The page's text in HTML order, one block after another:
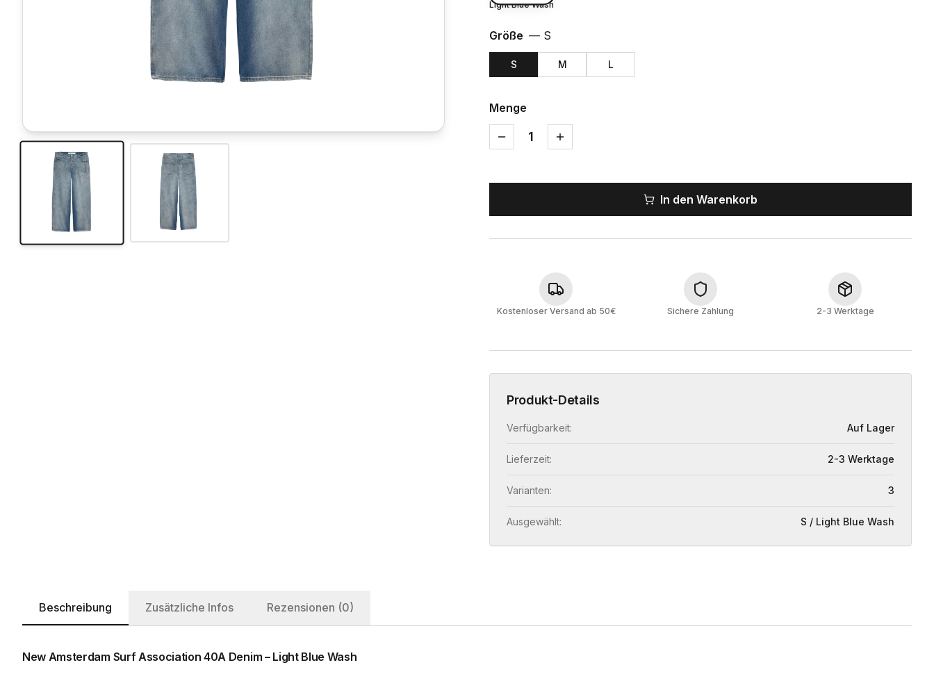
Light Blue Wash
Größe — S
S M L
Menge
1
In den Warenkorb
Kostenloser Versand ab 50€ Sichere Zahlung 2-3 Werktage
Produkt-Details
Verfügbarkeit: Auf Lager
Lieferzeit: 2-3 Werktage
Varianten: 3
Ausgewählt: S / Light Blue Wash
Beschreibung Zusätzliche Infos Rezensionen (0)
New Amsterdam Surf Association 40A Denim – Light Blue Wash